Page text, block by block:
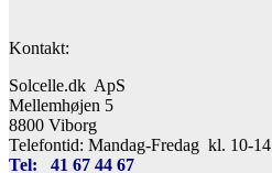
Kontakt:
Solcelle.dk ApS
Mellemhøjen 5
8800 Viborg
Telefontid: Mandag-Fredag kl. 10-14
Tel: 41 67 44 67